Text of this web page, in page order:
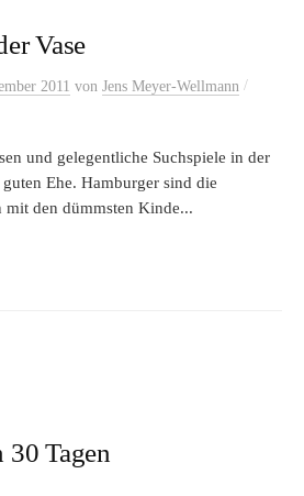
Vase
2011 von Jens Meyer-Wellmann /
und gelegentliche Suchspiele in der
Ehe. Hamburger sind die
mit den dümmsten Kinde...
30 Tagen